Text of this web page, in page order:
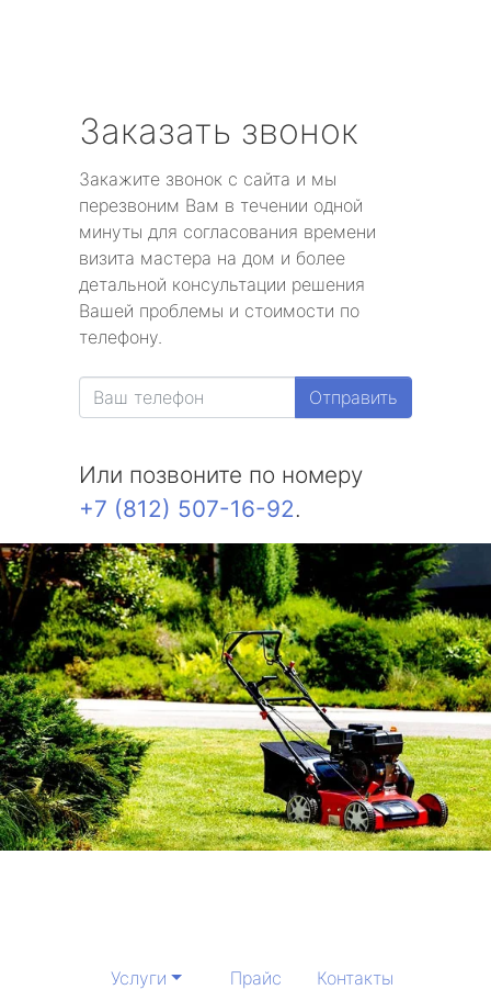
Заказать звонок
Закажите звонок с сайта и мы
перезвоним Вам в течении одной
минуты для согласования времени
визита мастера на дом и более
детальной консультации решения
Вашей проблемы и стоимости по
телефону.
Отправить
Или позвоните по номеру
+7 (812) 507-16-92.
Услуги Прайс Контакты